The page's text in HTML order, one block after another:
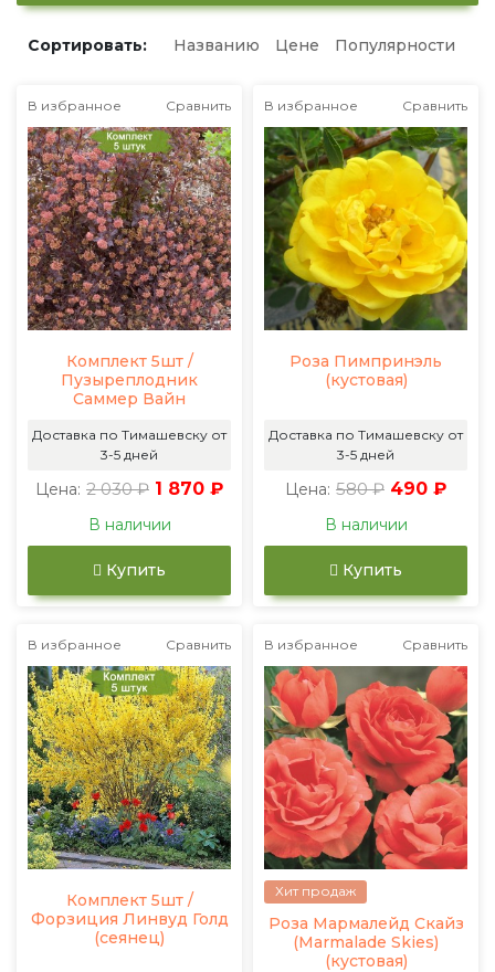
Сортировать: Названию Цене Популярности
В избранное Сравнить
Комплект 5шт /
Пузыреплодник
Саммер Вайн
Доставка по Тимашевску от
3-5 дней
Цена: 2 030 ₽ 1 870 ₽
В наличии
Купить
В избранное Сравнить
Роза Пимпринэль
(кустовая)
Доставка по Тимашевску от
3-5 дней
Цена: 580 ₽ 490 ₽
В наличии
Купить
В избранное Сравнить
Комплект 5шт /
Форзиция Линвуд Голд
(сеянец)
В избранное Сравнить
Хит продаж
Роза Мармалейд Скайз
(Marmalade Skies)
(кустовая)